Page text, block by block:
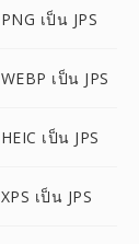
PNG เป็น JPS
WEBP เป็น JPS
HEIC เป็น JPS
XPS เป็น JPS